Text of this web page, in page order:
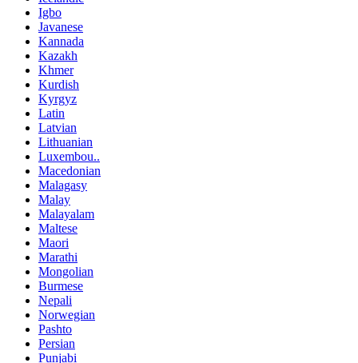
Igbo
Javanese
Kannada
Kazakh
Khmer
Kurdish
Kyrgyz
Latin
Latvian
Lithuanian
Luxembou..
Macedonian
Malagasy
Malay
Malayalam
Maltese
Maori
Marathi
Mongolian
Burmese
Nepali
Norwegian
Pashto
Persian
Punjabi